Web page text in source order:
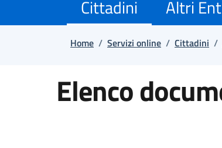
Cittadini Altri
Home / Servizi online / Cittadini /
Elenco